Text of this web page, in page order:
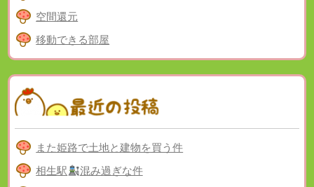
空間還元
移動できる部屋
また姫路で土地と建物を買う件
相生駅
混み過ぎな件